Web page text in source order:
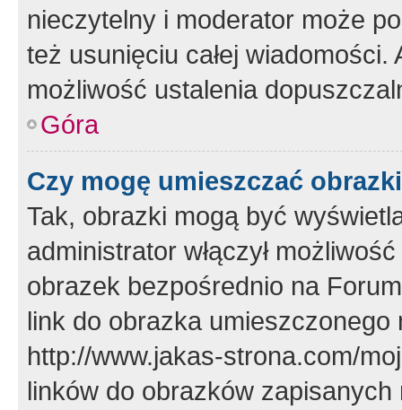
nieczytelny i moderator może
też usunięciu całej
możliwość ustalenia
Góra
Czy mogę umieszczać
Tak, obrazki mogą być
administrator włączył
obrazek bezpośrednio na
link do obrazka
http://www.jakas-strona.com/
linków do obrazków